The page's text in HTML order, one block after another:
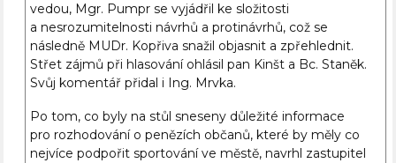
vedou, Mgr. Pumpr se vyjádřil ke složitosti
a nesrozumitelnosti návrhů a protinávrhů, což se
následně MUDr. Kopřiva snažil objasnit a zpřehlednit.
Střet zájmů při hlasování ohlásil pan Kinšt a Bc. Staněk.
Svůj komentář přidal i Ing. Mrvka.
Po tom, co byly na stůl sneseny důležité informace
pro rozhodování o penězích občanů, které by měly co
nejvíce podpořit sportování ve městě, navrhl zastupitel